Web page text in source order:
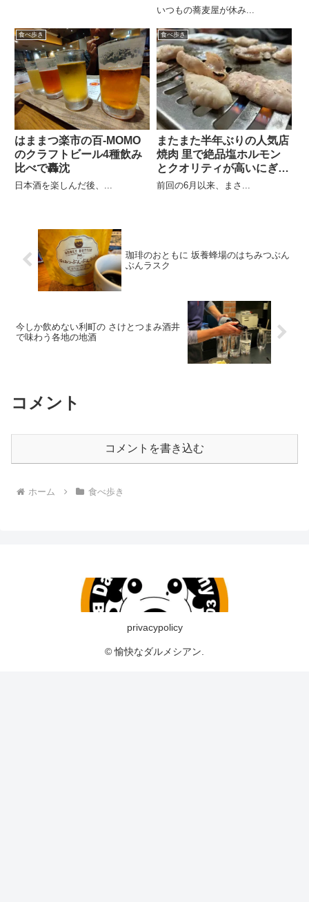
いつもの蕎麦屋が休み...
食べ歩き
はままつ楽市の百-MOMO
のクラフトビール4種飲み
比べで轟沈
日本酒を楽しんだ後、...
食べ歩き
またまた半年ぶりの人気店
焼肉 里で絶品塩ホルモン
とクオリティが高いにぎり
寿司
前回の6月以来、まさ...
珈琲のおともに 坂養蜂場のはちみつぶん
ぶんラスク
今しか飲めない利町の さけとつまみ酒井
で味わう各地の地酒
コメント
コメントを書き込む
ホーム 食べ歩き
privacypolicy
© 愉快なダルメシアン.